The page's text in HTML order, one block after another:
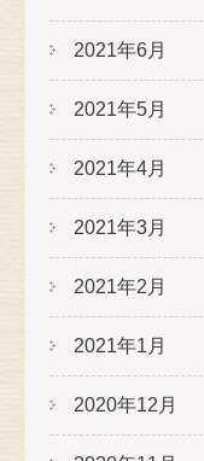
2021年6月
2021年5月
2021年4月
2021年3月
2021年2月
2021年1月
2020年12月